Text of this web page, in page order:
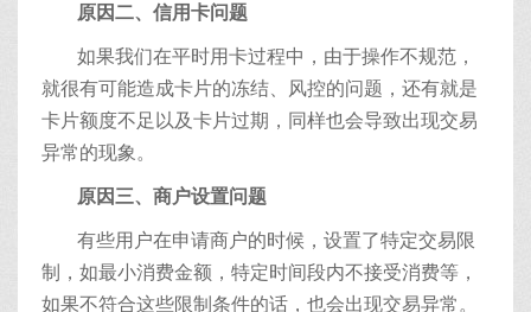
原因二、信用卡问题
如果我们在平时用卡过程中，由于操作不规范，
就很有可能造成卡片的冻结、风控的问题，还有就是
卡片额度不足以及卡片过期，同样也会导致出现交易
异常的现象。
原因三、商户设置问题
有些用户在申请商户的时候，设置了特定交易限
制，如最小消费金额，特定时间段内不接受消费等，
如果不符合这些限制条件的话，也会出现交易异常。